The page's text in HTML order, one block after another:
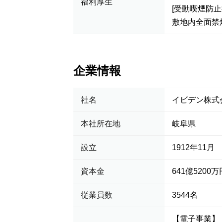
福利厚生
[受動喫煙防
敷地内全面禁
企業情報
社名 イビデン株式
本社所在地 岐阜県
設立 1912年11月
資本金 641億5200万
従業員数 3544名
【電子事業】